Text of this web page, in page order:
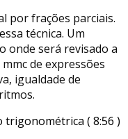
por frações parciais.
técnica. Um
onde será revisado a
de expressões
igualdade de
( 8:56 )